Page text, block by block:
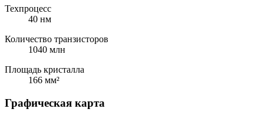
Техпроцесс
40 нм
Количество транзисторов
1040 млн
Площадь кристалла
166 мм²
Графическая карта